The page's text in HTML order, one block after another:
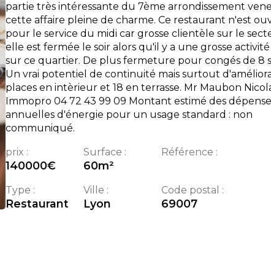
partie très intéressante du 7ème arrondissement
cette affaire pleine de charme. Ce restaurant n'est
pour le service du midi car grosse clientèle sur le
elle est fermée le soir alors qu'il y a une grosse activité
sur ce quartier. De plus fermeture pour congés de 8
Un vrai potentiel de continuité mais surtout
places en intèrieur et 18 en terrasse. Mr Maubon
Immopro 04 72 43 99 09 Montant estimé des
annuelles d'énergie pour un usage standard : non
communiqué.
prix :
140000€
Surface :
60m²
Référence :
Type :
Restaurant
Ville :
Lyon
Code postal :
69007